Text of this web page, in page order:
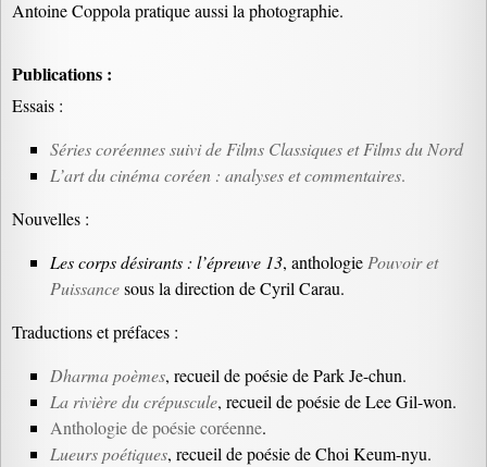
Antoine Coppola pratique aussi la photographie.
Publications :
Essais :
Séries coréennes suivi de Films Classiques et Films du Nord
L’art du cinéma coréen : analyses et commentaires.
Nouvelles :
Les corps désirants : l’épreuve 13, anthologie Pouvoir et
Puissancesous la direction de Cyril Carau.
Traductions et préfaces :
Dharma poèmes, recueil de poésie de Park Je-chun.
La rivière du crépuscule, recueil de poésie de Lee Gil-won.
Anthologie de poésie coréenne.
Lueurs poétiques, recueil de poésie de Choi Keum-nyu.